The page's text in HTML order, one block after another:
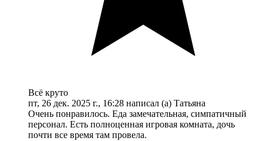
Всё круто
пт, 26 дек. 2025 г., 16:28 написал (а) Татьяна
Очень понравилось. Еда замечательная, симпатичный
персонал. Есть полноценная игровая комната, дочь
почти все время там провела.